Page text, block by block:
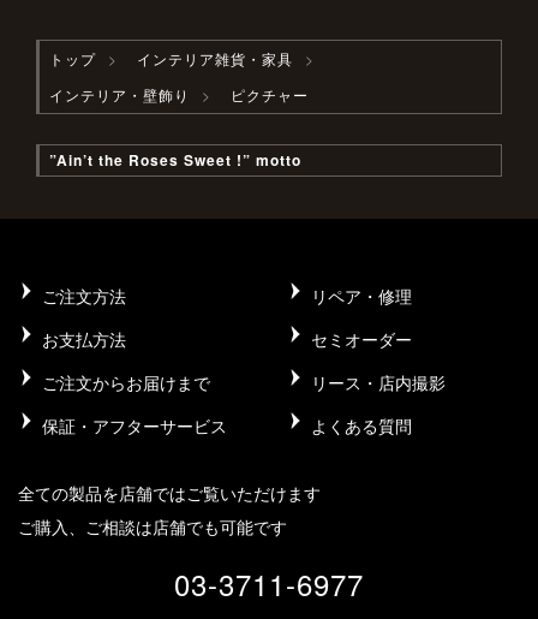
トップ
インテリア雑貨・家具
インテリア・壁飾り
ピクチャー
”Ain’t the Roses Sweet !” motto
ご注文方法
リペア・修理
お支払方法
セミオーダー
ご注文からお届けまで
リース・店内撮影
保証・アフターサービス
よくある質問
全ての製品を店舗ではご覧いただけます
ご購入、ご相談は店舗でも可能です
03-3711-6977